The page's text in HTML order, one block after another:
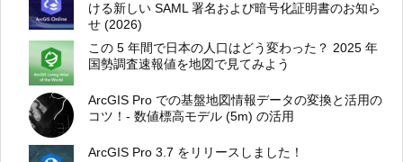
ける新しい SAML 署名および暗号化証明書のお知ら
せ (2026)
この 5 年間で日本の人口はどう変わった？ 2025 年
国勢調査速報値を地図で見てみよう
ArcGIS Pro での基盤地図情報データの変換と活用の
コツ！- 数値標高モデル (5m) の活用
ArcGIS Pro 3.7 をリリースしました！